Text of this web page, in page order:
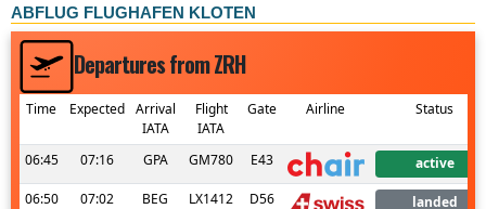
ABFLUG FLUGHAFEN KLOTEN
Departures from ZRH
Time Expected
Arrival
IATA
Flight
IATA
Gate Airline Status
06:45 07:16 GPA GM780 E43
active
06:50
07:02 BEG LX1412 D56
landed